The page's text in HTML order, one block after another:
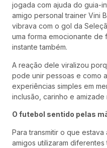
jogada com ajuda do guia-
amigo personal trainer Vini
vibrava com o gol da
uma forma emocionante
instante também.
A reação dele viralizou
pode unir pessoas e como
experiências simples em
inclusão, carinho e amizade
O futebol sentido pelas
Para transmitir o que
amigos utilizaram